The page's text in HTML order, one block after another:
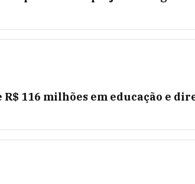
116 milhões em educação e